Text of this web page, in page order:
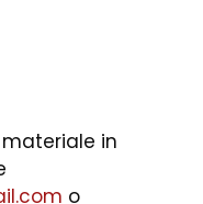
in
o